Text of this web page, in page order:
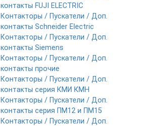
контакты FUJI ELECTRIC
Контакторы / Пускатели / Доп.
контакты Schneider Electric
Контакторы / Пускатели / Доп.
контакты Siemens
Контакторы / Пускатели / Доп.
контакты прочие
Контакторы / Пускатели / Доп.
контакты серия КМИ КМН
Контакторы / Пускатели / Доп.
контакты серия ПМ12 и ПМ15
Контакторы / Пускатели / Доп.